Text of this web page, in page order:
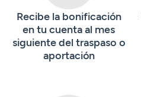
Recibe la bonificación
en tu cuenta al mes
siguiente del traspaso o
aportación